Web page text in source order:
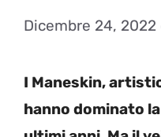
Dicembre 24, 2022
I Maneskin,
hanno dominato